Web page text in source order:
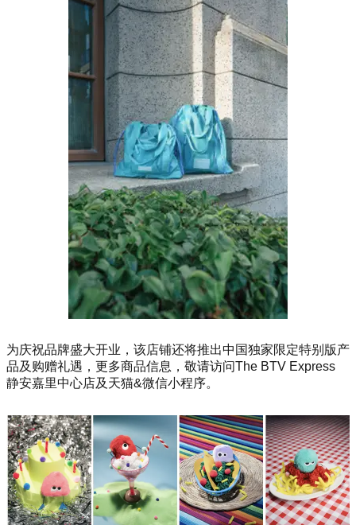
为庆祝品牌盛大开业，该店铺还将推出中国独家限定特别版产
品及购赠礼遇，更多商品信息，敬请访问The BTV Express
静安嘉里中心店及天猫&微信小程序。